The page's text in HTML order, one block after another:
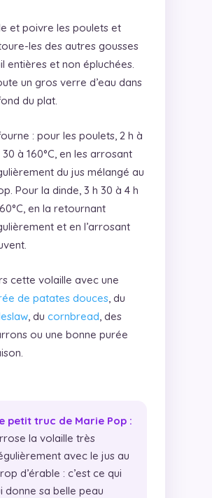
et poivre les poulets et
les des autres gousses
entières et non épluchées.
un gros verre d’eau dans
du plat.
: pour les poulets, 2 h à
30 à 160°C, en les arrosant
du jus mélangé au
Pour la dinde, 3 h 30 à 4 h
en la retournant
et en l’arrosant
cette volaille avec une
de patates douces, du
, du cornbread , des
ou une bonne purée
petit truc de Marie Pop :
la volaille très
avec le jus au
d’érable : c’est ce qui
donne sa belle peau